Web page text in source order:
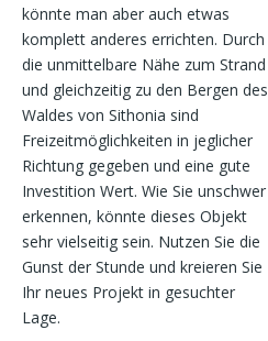
könnte man aber auch etwas
komplett anderes errichten. Durch
die unmittelbare Nähe zum Strand
und gleichzeitig zu den Bergen des
Waldes von Sithonia sind
Freizeitmöglichkeiten in jeglicher
Richtung gegeben und eine gute
Investition Wert. Wie Sie unschwer
erkennen, könnte dieses Objekt
sehr vielseitig sein. Nutzen Sie die
Gunst der Stunde und kreieren Sie
Ihr neues Projekt in gesuchter
Lage.